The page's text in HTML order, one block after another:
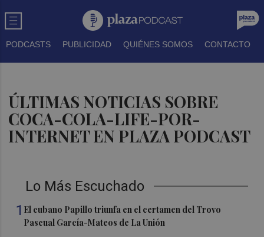
PODCASTS PUBLICIDAD QUIÉNES SOMOS CONTACTO
ÚLTIMAS NOTICIAS SOBRE
COCA-COLA-LIFE-POR-
INTERNET EN PLAZA PODCAST
Lo Más Escuchado
1 El cubano Papillo triunfa en el certamen del Trovo
Pascual García-Mateos de La Unión